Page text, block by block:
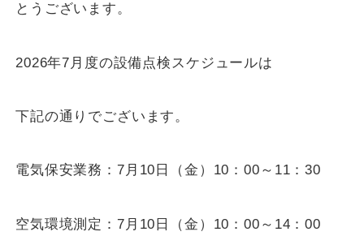
とうございます。
2026年7月度の設備点検スケジュールは
下記の通りでございます。
電気保安業務：7月10日（金）10：00～ 11 ：30
空気環境測定：7月10日（金）10：00～ 14 ：00